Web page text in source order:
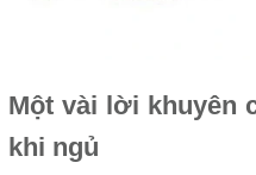
Một vài lời khuyên
khi ngủ